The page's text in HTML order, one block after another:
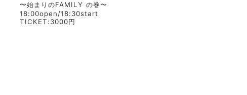
〜始まりのFAMILY の巻〜
18:00open/18:30start
TICKET:3000円